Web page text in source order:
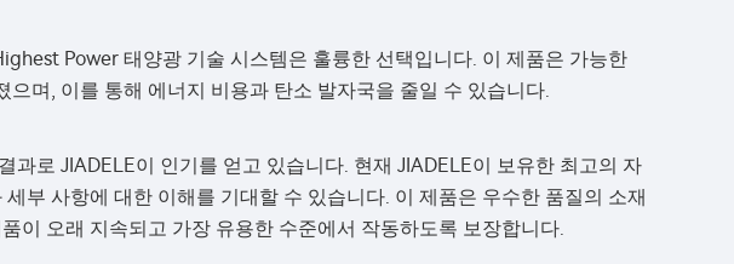
Power 태양광 기술 시스템은 훌륭한 선택입니다. 이 제품은 가능한
며, 이를 통해 에너지 비용과 탄소 발자국을 줄일 수 있습니다.
로 JIADELE이 인기를 얻고 있습니다. 현재 JIADELE이 보유한 최고의 자
부 사항에 대한 이해를 기대할 수 있습니다. 이 제품은 우수한 품질의 소재
이 오래 지속되고 가장 유용한 수준에서 작동하도록 보장합니다.